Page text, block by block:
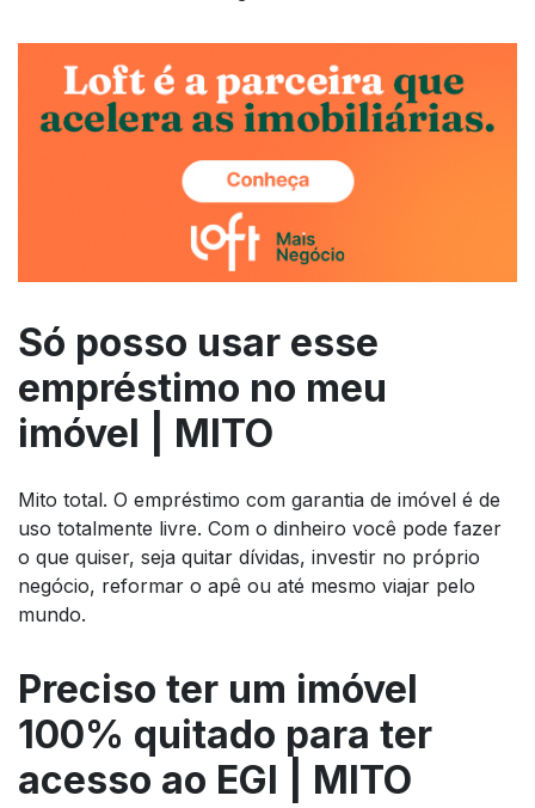
Só posso usar esse
empréstimo no meu
imóvel | MITO
Mito total. O empréstimo com garantia de imóvel é de
uso totalmente livre. Com o dinheiro você pode fazer
o que quiser, seja quitar dívidas, investir no próprio
negócio, reformar o apê ou até mesmo viajar pelo
mundo.
Preciso ter um imóvel
100% quitado para ter
acesso ao EGI | MITO